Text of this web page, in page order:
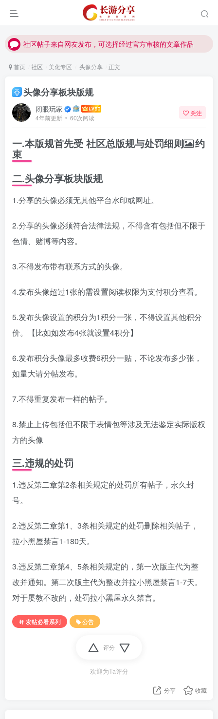
社区帖子来自网友发布，可选择经过官方审核的文章作品
社区帖子来自网友发布，可选择经过官方审核的文章作品
首页 社区 美化专区 头像分享 正文
头像分享板块版规
闭眼玩家
4年前更新 60次阅读
关注
一.本版规首先受 社区总版规与处罚细则 约
束
二.头像分享板块版规
1.分享的头像必须无其他平台水印或网址。
2.分享的头像必须符合法律法规，不得含有包括但不限于
色情、赌博等内容。
3.不得发布带有联系方式的头像。
4.发布头像超过1张的需设置阅读权限为支付积分查看。
5.发布头像设置的积分为1积分一张，不得设置其他积分
价。【比如如发布4张就设置4积分】
6.发布积分头像最多收费6积分一贴，不论发布多少张，
如量大请分帖发布。
7.不得重复发布一样的帖子。
8.禁止上传包括但不限于表情包等涉及无法鉴定实际版权
方的头像
三.违规的处罚
1.违反第二章第2条相关规定的处罚所有帖子，永久封
号。
2.违反第二章第1、3条相关规定的处罚删除相关帖子，
拉小黑屋禁言1-180天。
3.违反第二章第4、5条相关规定的，第一次版主代为整
改并通知。第二次版主代为整改并拉小黑屋禁言1-7天。
对于屡教不改的，处罚拉小黑屋永久禁言。
发帖必看系列 公告
评分
欢迎为Ta评分
分享 收藏